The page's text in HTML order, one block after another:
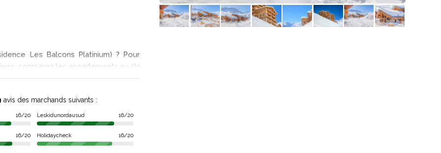
Les Balcons Platinium) ? Pour
comparez les appartements au ski
! Parmi les vacances à la neige
et vous trouvez les bons plans pour
Balcons Platinium.
location à la neige à 300 mètres
du domaine skiable des Trois
avis des marchands suivants :
16/20 Leskidunordausud 16/20
16/20 Holidaycheck 16/20